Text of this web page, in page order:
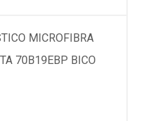
MICROFIBRA
70B19EBP BICO